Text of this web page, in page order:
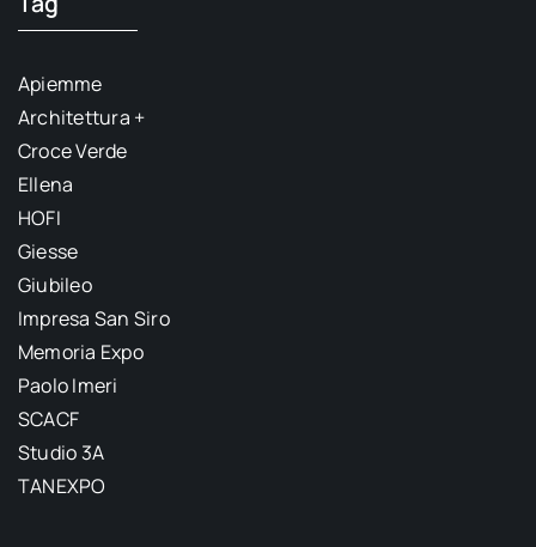
Apiemme
Architettura +
Croce Verde
Ellena
HOFI
Giesse
Giubileo
Impresa San Siro
Memoria Expo
Paolo Imeri
SCACF
Studio 3A
TANEXPO